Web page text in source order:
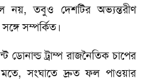
নয়, তবুও দেশটির অভ্যন্তরীণ
সম্পর্কিত।
ডোনাল্ড ট্রাম্প রাজনৈতিক চাপের
মতে, সংঘাতে দ্রুত ফল পাওয়ার